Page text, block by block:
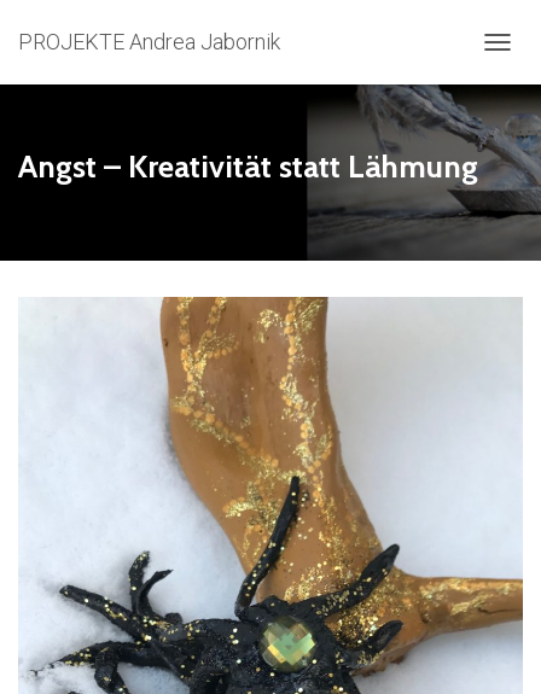
PROJEKTE Andrea Jabornik
A
V
I
G
A
I
Angst – Kreativität statt Lähmung